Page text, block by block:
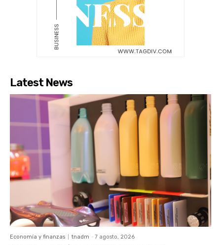
Latest News
Economía y finanzas tnadm - 7 agosto, 2026